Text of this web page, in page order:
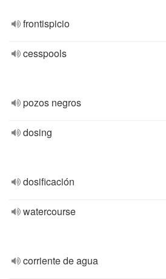
frontispicio
cesspools
pozos negros
dosing
dosificación
watercourse
corriente de agua